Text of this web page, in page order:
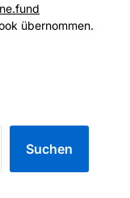
übernommen.
Suchen